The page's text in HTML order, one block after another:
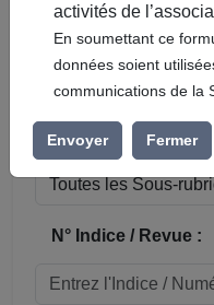
Sous-rubrique /
N° Indice / Revue :
activités de
En soumettant ce
données soient
communications de la
Envoyer Fermer